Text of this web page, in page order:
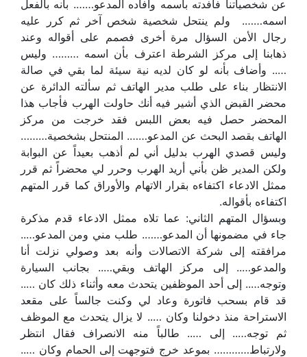
عن شخصياتنا فأفدته باسمه وأفاده المدعو……. بأنه بالفعل
اسمه……. ولم ينتحل شخصية شخص آخر ثم كرر عليه
رجال الأمن السؤال مرة أخرى فصمم على أقواله وعند
ذهابنا إلى مركز الشرطة اعترف بأن اسمه ……… وليس
….. وأضاف بأنه لو كان لديه نية سيئة لما بقي في صالة
الانتظار بناء على طلب مدير الهاتف ثم سألته الدائرة عن
محضر القبض الذي أشير فيه أنك حاولت الهرب فأجاب هذا
المحضر حصل فيه بعض اللبس فقد خرجت من مركز
الهاتف بقصد البحث عن المدعو……. المنتحل بشخصية………
وليس قصدي الهرب بدليل أني لم أذهب بعيداً عن البوابة
ولكن المدير ظن بأني أريد الهرب وحرر لي محضراً ثم قرر
ممثل الادعاء اكتفاءه بقرار الاتهام والأوراق كما قرر المتهم
اکتفاءه بأقواله.
وبسؤال المتهم الثاني: عما تلاه ممثل الادعاء قدم مذكرة
جاء في مضمونها أن المدعو……. طلب مني ومن المدعو…..
مرافقته إلى شركة الاتصالات وأنه بعد وصولي نزلت أنا
والمدعو….. إلى مركز الهاتف وبقي….. بجانب السيارة
وتوجه….. إلى أحد الموظفين يتحدث معه وأثناء ذلك كان …..
قد قام بسحب فاتورة وعاد لي وكنت جالساً على مقعد
الاستراحة منذ دخولنا وكان ….. لا يزال يتحدث مع الموظف
ثم توجه….. إلى ….. طالباً منه الانصراف فقال انتظر
ولارتباط………… بموعد خرج فتوجهت إلى الحمام وكان …..